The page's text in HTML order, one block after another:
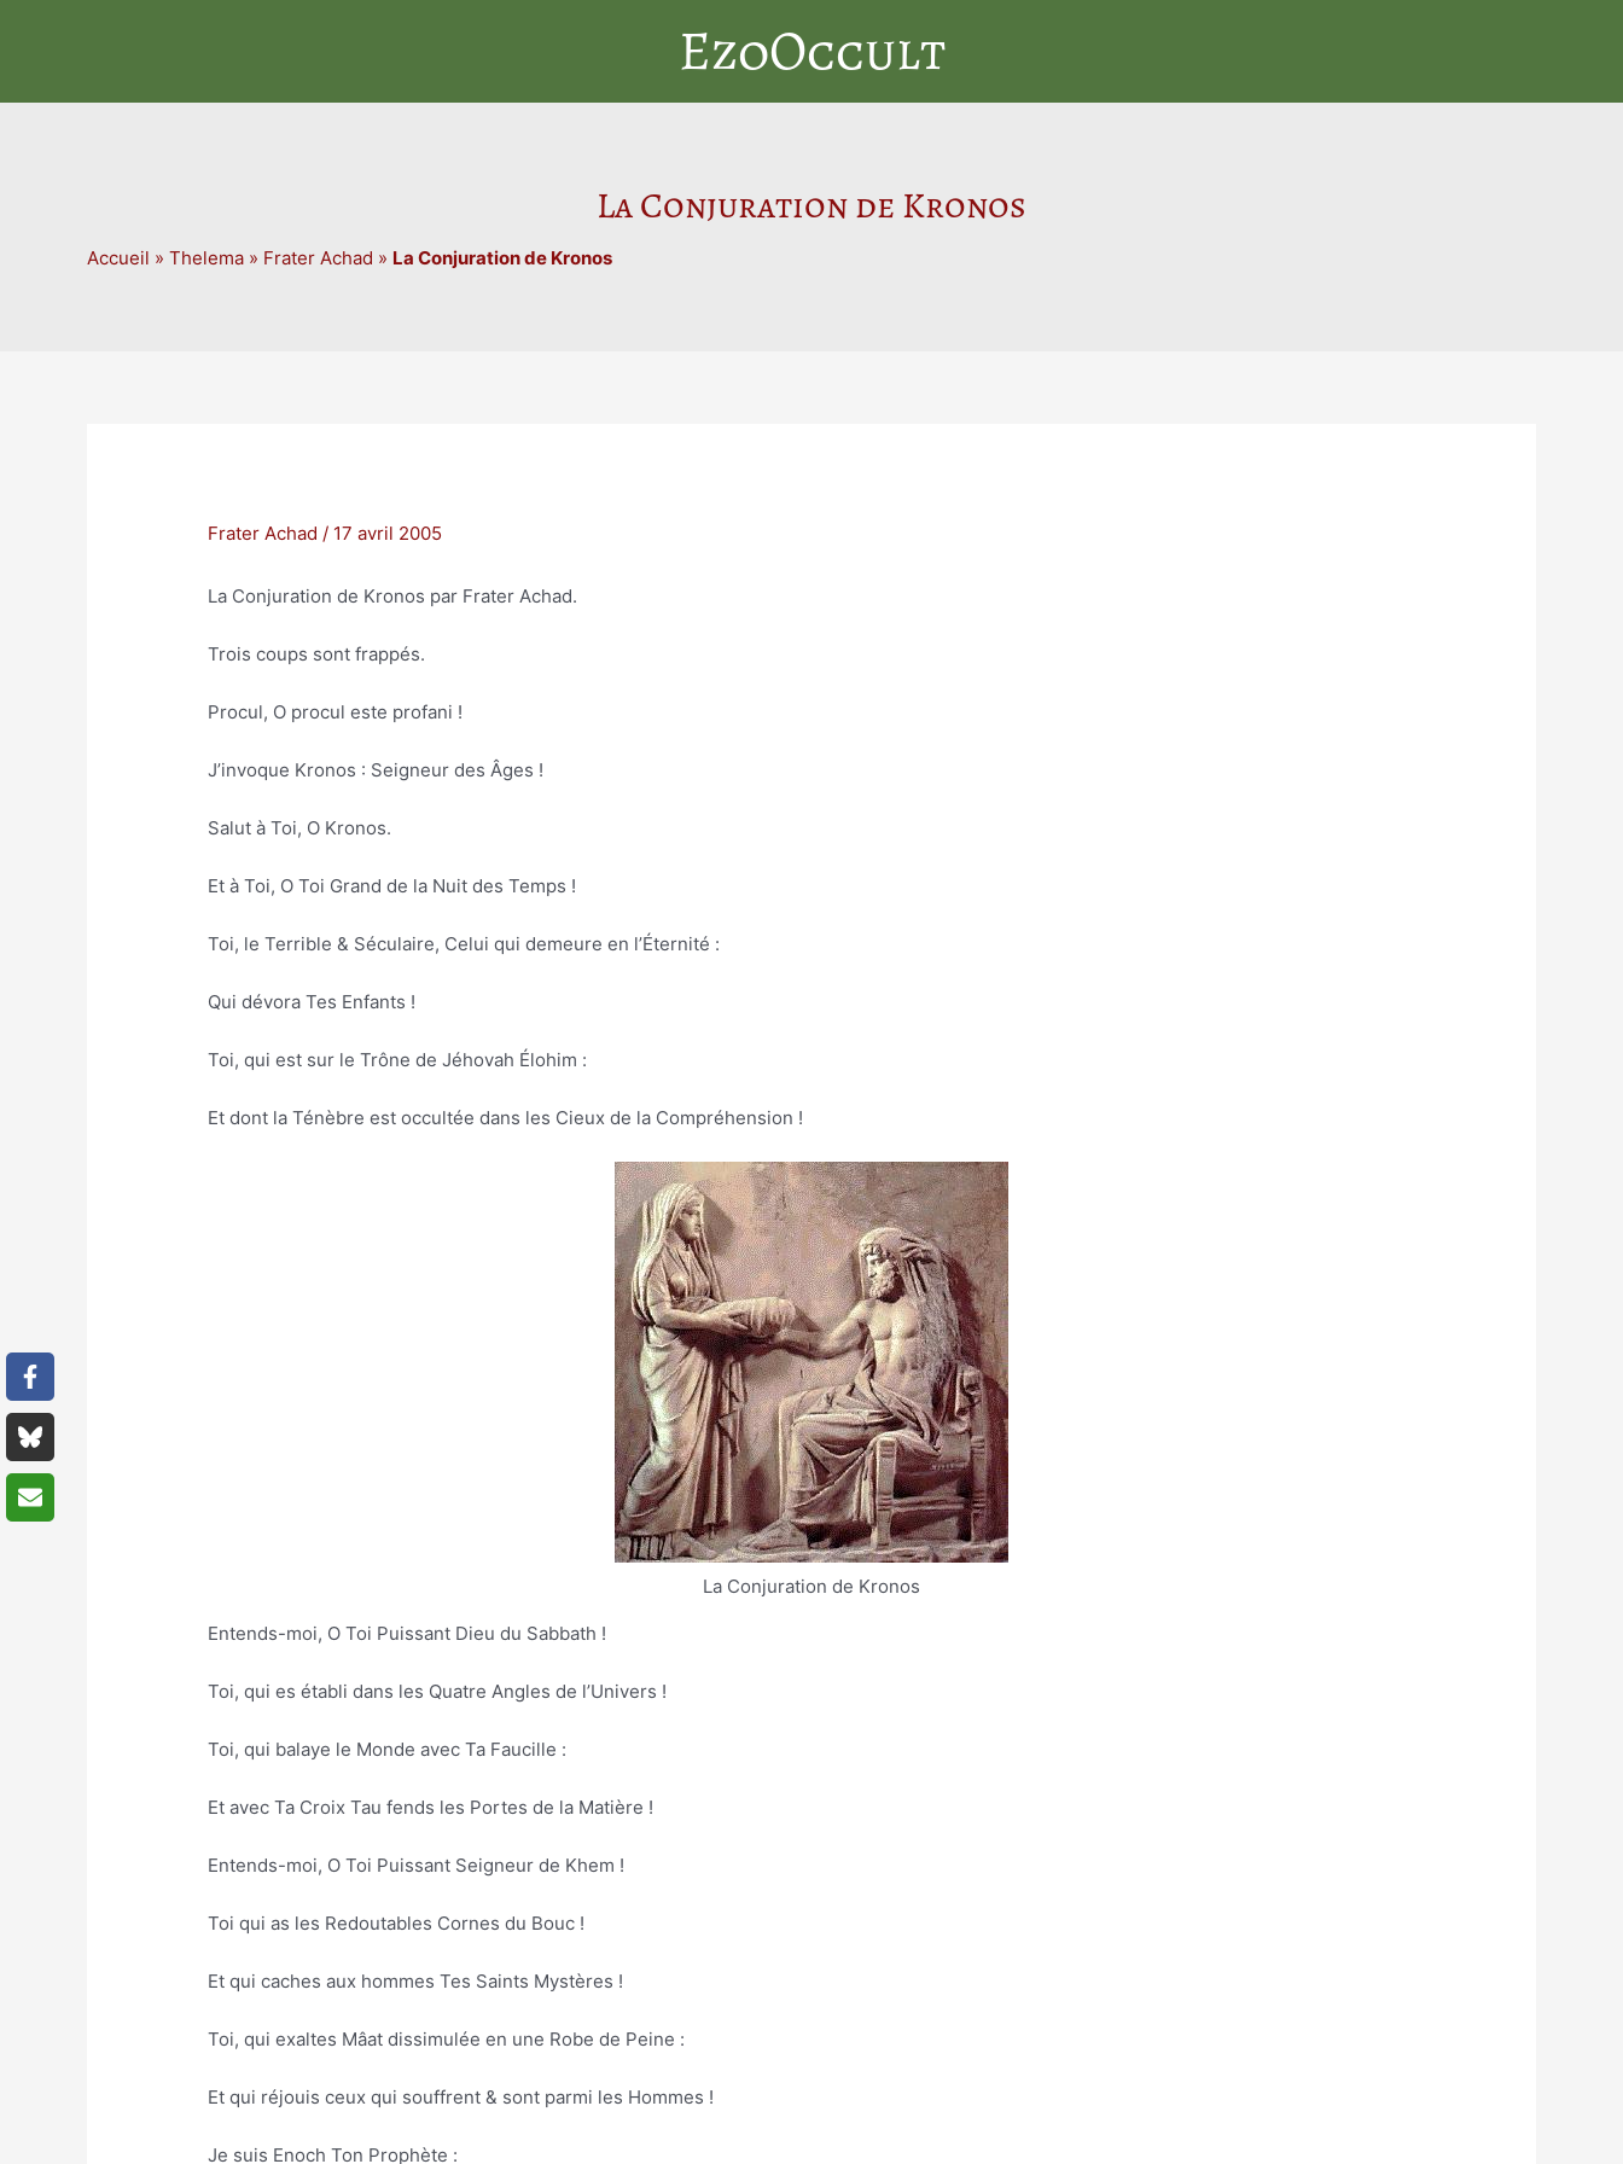
EzoOccult
La Conjuration de Kronos
Accueil » Thelema » Frater Achad » La Conjuration de Kronos
Frater Achad / 17 avril 2005
La Conjuration de Kronos par Frater Achad.
Trois coups sont frappés.
Procul, O procul este profani !
J’invoque Kronos : Seigneur des Âges !
Salut à Toi, O Kronos.
Et à Toi, O Toi Grand de la Nuit des Temps !
Toi, le Terrible & Séculaire, Celui qui demeure en l’Éternité :
Qui dévora Tes Enfants !
Toi, qui est sur le Trône de Jéhovah Élohim :
Et dont la Ténèbre est occultée dans les Cieux de la Compréhension !
La Conjuration de Kronos
Entends-moi, O Toi Puissant Dieu du Sabbath !
Toi, qui es établi dans les Quatre Angles de l’Univers !
Toi, qui balaye le Monde avec Ta Faucille :
Et avec Ta Croix Tau fends les Portes de la Matière !
Entends-moi, O Toi Puissant Seigneur de Khem !
Toi qui as les Redoutables Cornes du Bouc !
Et qui caches aux hommes Tes Saints Mystères !
Toi, qui exaltes Mâat dissimulée en une Robe de Peine :
Et qui réjouis ceux qui souffrent & sont parmi les Hommes !
Je suis Enoch Ton Prophète :